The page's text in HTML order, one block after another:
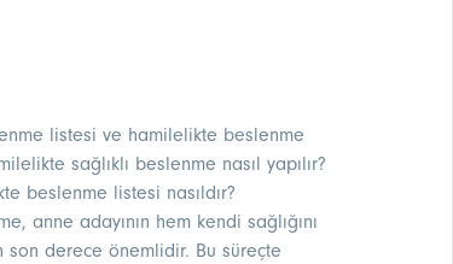
listesi ve hamilelikte beslenme
sağlıklı beslenme nasıl yapılır?
beslenme listesi nasıldır?
anne adayının hem kendi sağlığını
son derece önemlidir. Bu süreçte